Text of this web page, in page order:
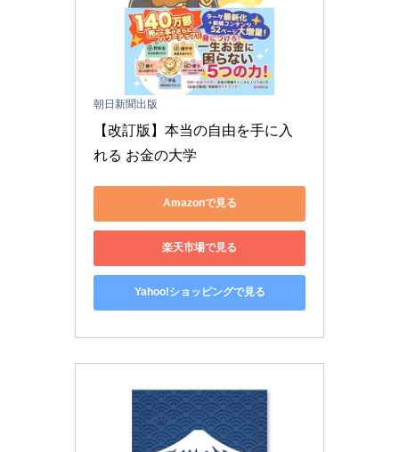
朝日新聞出版
【改訂版】本当の自由を手に入
れる お金の大学
Amazonで見る
楽天市場で見る
Yahoo!ショッピングで見る